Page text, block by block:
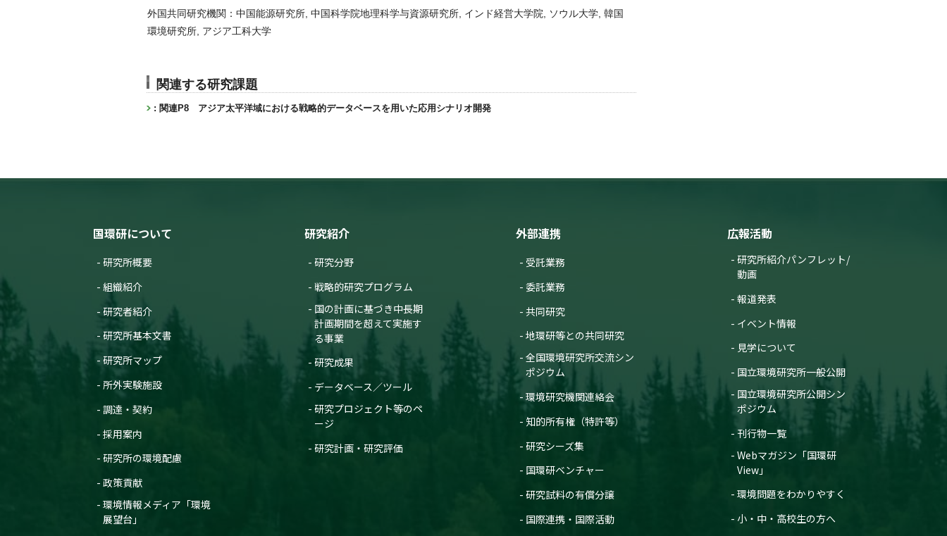
外国共同研究機関：中国能源研究所, 中国科学院地理科学与資源研究所, インド経営大学院, ソウル大学, 韓国
環境研究所, アジア工科大学
関連する研究課題
: 関連P8 アジア太平洋域における戦略的データベースを用いた応用シナリオ開発
国環研について
研究所概要
組織紹介
研究者紹介
研究所基本文書
研究所マップ
所外実験施設
調達・契約
採用案内
研究所の環境配慮
政策貢献
環境情報メディア「環境
展望台」
研究紹介
研究分野
戦略的研究プログラム
国の計画に基づき中長期
計画期間を超えて実施す
る事業
研究成果
データベース／ツール
研究プロジェクト等のペ
ージ
研究計画・研究評価
外部連携
受託業務
委託業務
共同研究
地環研等との共同研究
全国環境研究所交流シン
ポジウム
環境研究機関連絡会
知的所有権（特許等）
研究シーズ集
国環研ベンチャー
研究試料の有償分譲
国際連携・国際活動
広報活動
研究所紹介パンフレット/
動画
報道発表
イベント情報
見学について
国立環境研究所一般公開
国立環境研究所公開シン
ポジウム
刊行物一覧
Webマガジン「国環研
View」
環境問題をわかりやすく
小・中・高校生の方へ